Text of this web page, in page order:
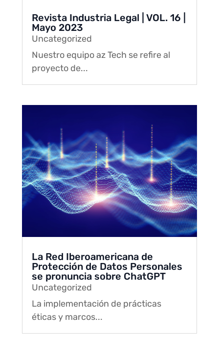
Revista Industria Legal | VOL. 16 |
Mayo 2023
Uncategorized
Nuestro equipo az Tech se refire al
proyecto de...
La Red Iberoamericana de
Protección de Datos Personales
se pronuncia sobre ChatGPT
Uncategorized
La implementación de prácticas
éticas y marcos...